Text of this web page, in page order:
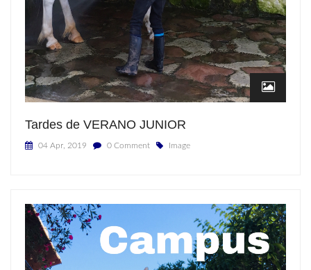
Tardes de VERANO JUNIOR
04 Apr, 2019 0 Comment Image